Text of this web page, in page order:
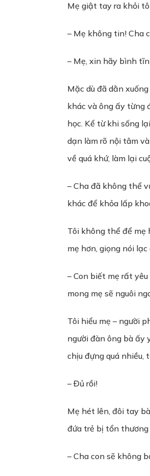
Mẹ giật tay ra khỏi
– Mẹ không tin! Cha
– Mẹ, xin hãy bình
Mặc dù đã dằn
khác và ông ấy từng
học. Kể từ khi sống
dạn làm rõ nội tâm
về quá khứ, làm lại
– Cha đã không thể
khác để khỏa lấp
Tôi không thể để mẹ
mẹ hơn, giọng nói
– Con biết mẹ rất
mong mẹ sẽ nguôi
Tôi hiểu mẹ – người
người đàn ông bà ấy
chịu đựng quá
– Đủ rồi!
Mẹ hét lên, đôi tay
đứa trẻ bị tổn thương
– Cha con sẽ không